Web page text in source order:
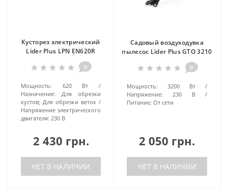
Кусторез электрический
Lider Plus LPN EN620R
0
Мощность:
620 Вт
Назначение:
Для обрезки
кустов; Для обрезки веток
Напряжение электрического
двигателя: 230 В
2 430 грн.
НЕТ В НАЛИЧИИ
Садовый воздуходувка
пылесос Lider Plus GTO 3210
0
Мощность:
3200 Вт
Напряжение:
230 В
Питание: От сети
2 050 грн.
НЕТ В НАЛИЧИИ